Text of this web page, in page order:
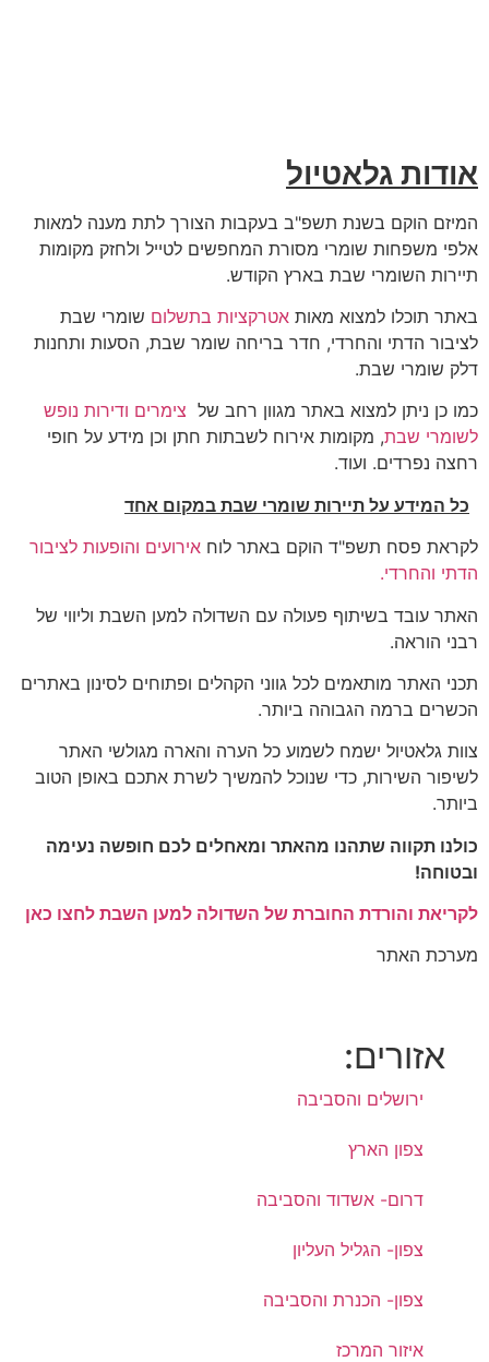
אודות גלאטיול
המיזם הוקם בשנת תשפ"ב בעקבות הצורך לתת מענה למאות
אלפי משפחות שומרי מסורת המחפשים לטייל ולחזק מקומות
תיירות השומרי שבת בארץ הקודש.
באתר תוכלו למצוא מאות אטרקציות בתשלום שומרי שבת
לציבור הדתי והחרדי, חדר בריחה שומר שבת, הסעות ותחנות
דלק שומרי שבת.
כמו כן ניתן למצוא באתר מגוון רחב של צימרים ודירות נופש
לשומרי שבת, מקומות אירוח לשבתות חתן וכן מידע על חופי
רחצה נפרדים. ועוד.
כל המידע על תיירות שומרי שבת במקום אחד
לקראת פסח תשפ"ד הוקם באתר לוח אירועים והופעות לציבור
הדתי והחרדי.
האתר עובד בשיתוף פעולה עם השדולה למען השבת וליווי של
רבני הוראה.
תכני האתר מותאמים לכל גווני הקהלים ופתוחים לסינון באתרים
הכשרים ברמה הגבוהה ביותר.
צוות גלאטיול ישמח לשמוע כל הערה והארה מגולשי האתר
לשיפור השירות, כדי שנוכל להמשיך לשרת אתכם באופן הטוב
ביותר.
כולנו תקווה שתהנו מהאתר ומאחלים לכם חופשה נעימה
ובטוחה!
לקריאת והורדת החוברת של השדולה למען השבת לחצו כאן
מערכת האתר
אזורים:
ירושלים והסביבה
צפון הארץ
דרום- אשדוד והסביבה
צפון- הגליל העליון
צפון- הכנרת והסביבה
איזור המרכז